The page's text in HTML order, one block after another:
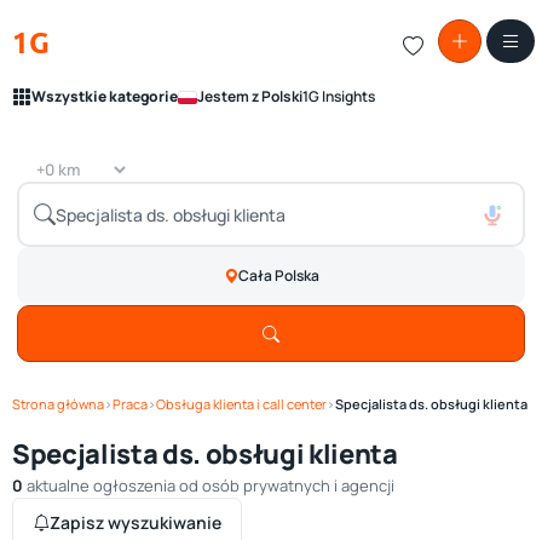
1G
Wszystkie kategorie Jestem z Polski1G Insights
Cała Polska
Strona główna›Praca›Obsługa klienta i call center›Specjalista ds. obsługi klienta
Specjalista ds. obsługi klienta
0 aktualne ogłoszenia od osób prywatnych i agencji
Zapisz wyszukiwanie